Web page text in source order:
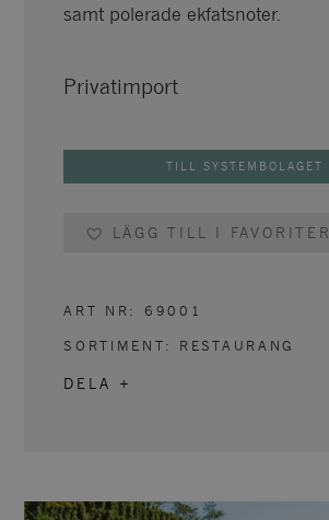
samt polerade ekfatsnoter.
Privatimport
TILL SYSTEMBOLAGET
LÄGG TILL I FAVORITER
ART NR: 69001
SORTIMENT: RESTAURANG
DELA +